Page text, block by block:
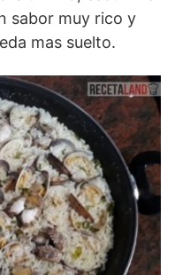
sabor muy rico y
mas suelto.